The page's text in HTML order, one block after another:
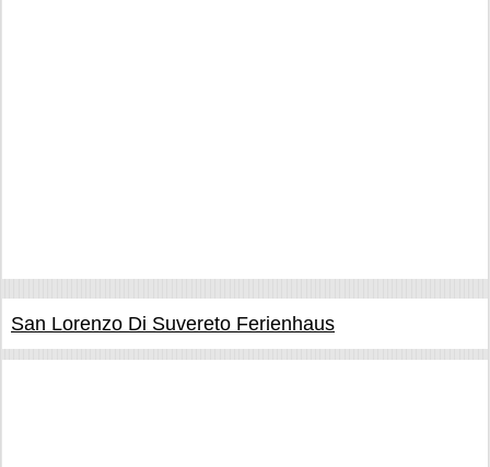
San Lorenzo Di Suvereto Ferienhaus